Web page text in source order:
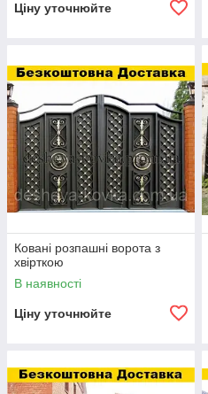
Ціну уточнюйте
Ковані розпашні ворота з
хвірткою
В наявності
Ціну уточнюйте